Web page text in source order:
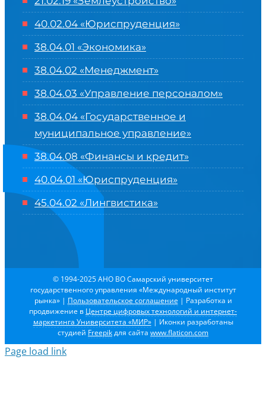
40.02.04 «Юриспруденция»
38.04.01 «Экономика»
38.04.02 «Менеджмент»
38.04.03 «Управление персоналом»
38.04.04 «Государственное и
муниципальное управление»
38.04.08 «Финансы и кредит»
40.04.01 «Юриспруденция»
45.04.02 «Лингвистика»
© 1994-2025 АНО ВО Самарский университет
государственного управления «Международный институт
рынка» | Пользовательское соглашение | Разработка и
продвижение в Центре цифровых технологий и интернет-
маркетинга Университета «МИР»| Иконки разработаны
студией Freepikдля сайта www.flaticon.com
Page load link